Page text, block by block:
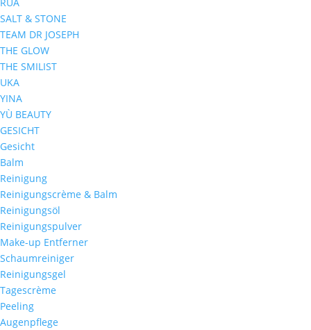
SALT & STONE
TEAM DR JOSEPH
THE GLOW
THE SMILIST
UKA
YINA
YÙ BEAUTY
GESICHT
Gesicht
Balm
Reinigung
Reinigungscrème & Balm
Reinigungsöl
Reinigungspulver
Make-up Entferner
Schaumreiniger
Reinigungsgel
Tagescrème
Peeling
Augenpflege